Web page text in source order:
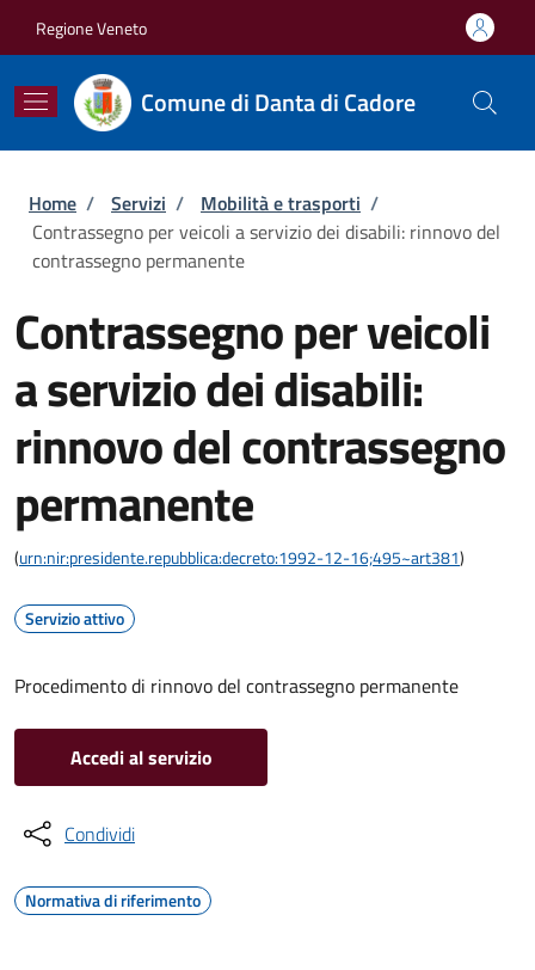
Regione Veneto
Comune di Danta di Cadore
Briciole di pane
Home / Servizi / Mobilità e trasporti /
Contrassegno per veicoli a servizio dei disabili: rinnovo del
contrassegno permanente
Contrassegno per veicoli
a servizio dei disabili:
rinnovo del contrassegno
permanente
(urn:nir:presidente.repubblica:decreto:1992-12-16;495~art381)
Servizio attivo
Procedimento di rinnovo del contrassegno permanente
Accedi al servizio
Condividi
Normativa di riferimento